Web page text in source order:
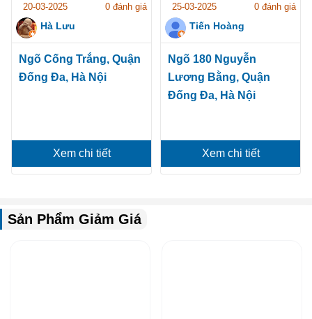
20-03-2025 0 đánh giá
Hà Lưu
Ngõ Cống Trắng, Quận
Đống Đa, Hà Nội
Xem chi tiết
25-03-2025 0 đánh giá
Tiến Hoàng
Ngõ 180 Nguyễn
Lương Bằng, Quận
Đống Đa, Hà Nội
Xem chi tiết
Sản Phẩm Giảm Giá